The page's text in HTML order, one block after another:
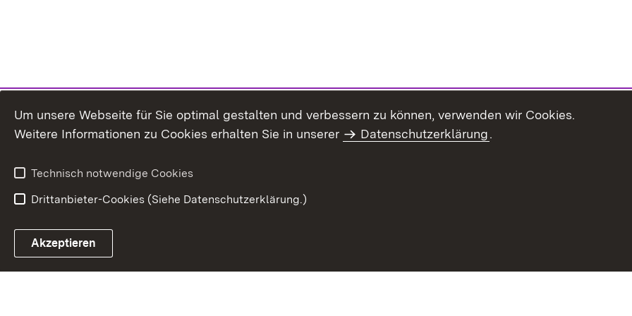
Um unsere Webseite für Sie optimal gestalten und verbessern zu können, verwenden wir Cookies.
Weitere Informationen zu Cookies erhalten Sie in unserer
Datenschutzerklärung.
Technisch notwendige Cookies
Drittanbieter-Cookies (Siehe Datenschutzerklärung.)
Akzeptieren